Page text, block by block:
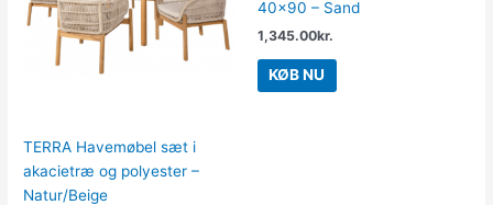
TERRA Havemøbel sæt i
akacietræ og polyester –
Natur/Beige
40×90 – Sand
1,345.00kr.
KØB NU